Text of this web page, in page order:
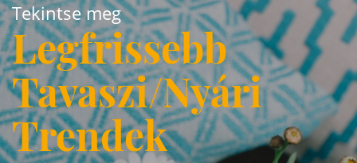
Tekintse meg
Legfrissebb
Tavaszi/Nyári
Trendek